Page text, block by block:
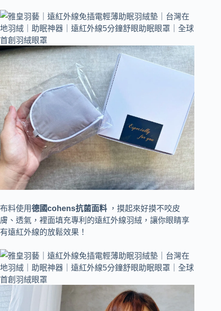
布料使用德國cohens抗菌面料 ，摸起來好摸不咬皮
膚、透氣，裡面填充專利的遠紅外線羽絨，讓你眼睛享
有遠紅外線的放鬆效果！